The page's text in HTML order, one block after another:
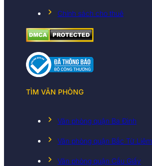
Chính sách cho thuê
TÌM VĂN PHÒNG
Văn phòng quận Ba Đình
Văn phòng quận Bắc Từ Liêm
Văn phòng quận Cầu Giấy